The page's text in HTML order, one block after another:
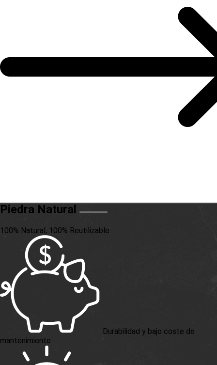
Piedra Natural
100% Natural, 100% Reutilizable
Durabilidad y bajo coste de
mantenimiento